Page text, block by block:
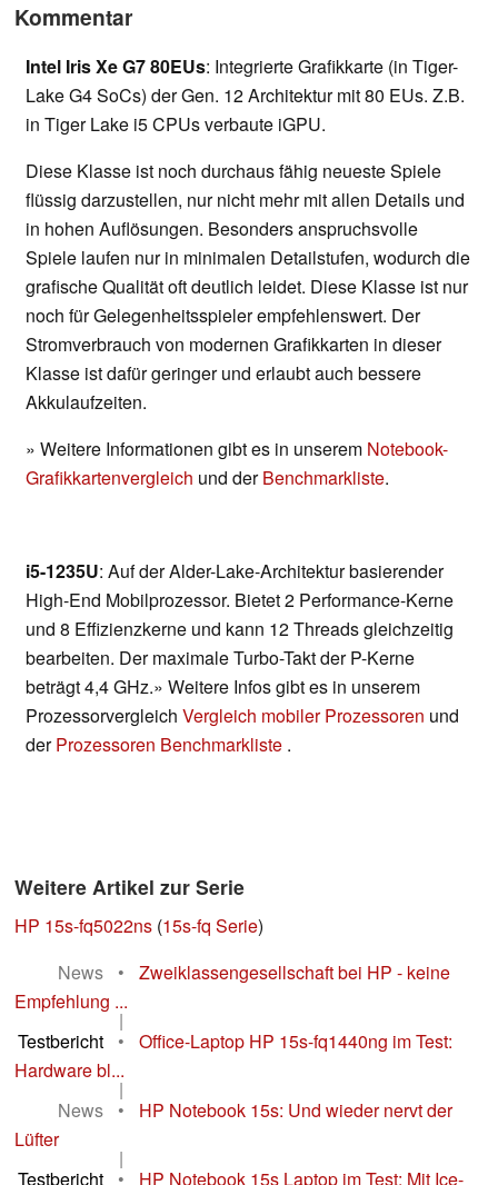
Kommentar
Intel Iris Xe G7 80EUs: Integrierte Grafikkarte (in Tiger-
Lake G4 SoCs) der Gen. 12 Architektur mit 80 EUs. Z.B.
in Tiger Lake i5 CPUs verbaute iGPU.
Diese Klasse ist noch durchaus fähig neueste Spiele
flüssig darzustellen, nur nicht mehr mit allen Details und
in hohen Auflösungen. Besonders anspruchsvolle
Spiele laufen nur in minimalen Detailstufen, wodurch die
grafische Qualität oft deutlich leidet. Diese Klasse ist nur
noch für Gelegenheitsspieler empfehlenswert. Der
Stromverbrauch von modernen Grafikkarten in dieser
Klasse ist dafür geringer und erlaubt auch bessere
Akkulaufzeiten.
» Weitere Informationen gibt es in unserem Notebook-
Grafikkartenvergleich und derBenchmarkliste.
i5-1235U: Auf der Alder-Lake-Architektur basierender
High-End Mobilprozessor. Bietet 2 Performance-Kerne
und 8 Effizienzkerne und kann 12 Threads gleichzeitig
bearbeiten. Der maximale Turbo-Takt der P-Kerne
beträgt 4,4 GHz.» Weitere Infos gibt es in unserem
Prozessorvergleich Vergleich mobiler Prozessoren und
derProzessoren Benchmarkliste .
Weitere Artikel zur Serie
HP 15s-fq5022ns (15s-fq Serie)
News
•
Zweiklassengesellschaft bei HP - keine
Empfehlung ...
|
Testbericht
•
Office-Laptop HP 15s-fq1440ng im Test:
Hardware bl...
|
News
•
HP Notebook 15s: Und wieder nervt der
Lüfter
|
Testbericht
• HP Notebook 15s Laptop im Test: Mit Ice-